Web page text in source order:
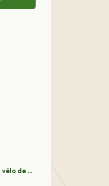
Le Canal du Midi à vélo de Montpellier à Toulouse